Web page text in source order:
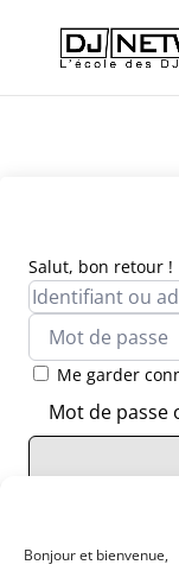
Bonjour et bienvenue,
Salut, bon retour !
Me garder
Mot de passe
Vous n’avez pas